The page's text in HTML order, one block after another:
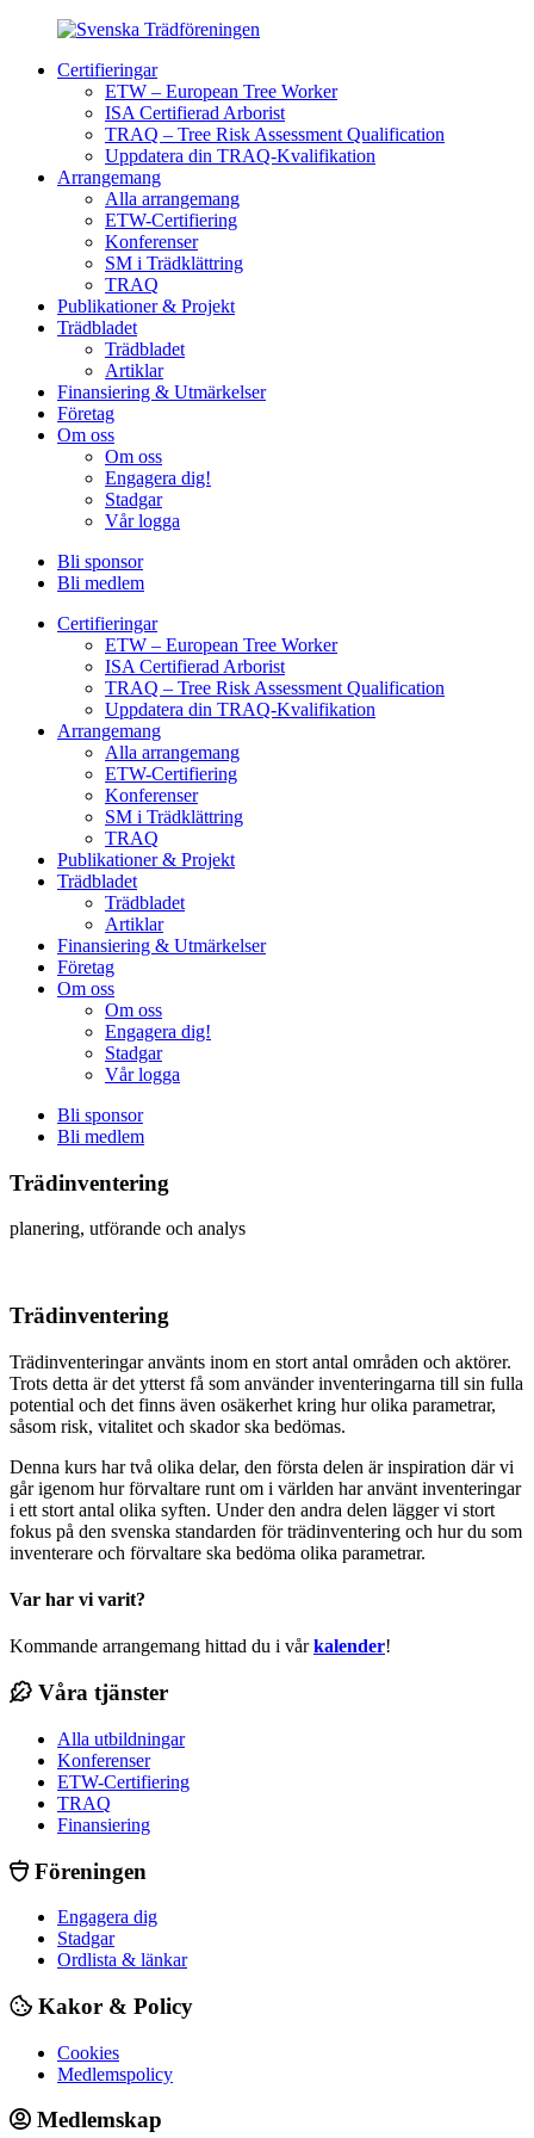
Certifieringar
ETW – European Tree Worker
ISA Certifierad Arborist
TRAQ – Tree Risk Assessment Qualification
Uppdatera din TRAQ-Kvalifikation
Arrangemang
Alla arrangemang
ETW-Certifiering
Konferenser
SM i Trädklättring
TRAQ
Publikationer & Projekt
Trädbladet
Trädbladet
Artiklar
Finansiering & Utmärkelser
Företag
Om oss
Om oss
Engagera dig!
Stadgar
Vår logga
Bli sponsor
Bli medlem
Certifieringar
ETW – European Tree Worker
ISA Certifierad Arborist
TRAQ – Tree Risk Assessment Qualification
Uppdatera din TRAQ-Kvalifikation
Arrangemang
Alla arrangemang
ETW-Certifiering
Konferenser
SM i Trädklättring
TRAQ
Publikationer & Projekt
Trädbladet
Trädbladet
Artiklar
Finansiering & Utmärkelser
Företag
Om oss
Om oss
Engagera dig!
Stadgar
Vår logga
Bli sponsor
Bli medlem
Trädinventering
planering, utförande och analys
Trädinventering
Trädinventeringar använts inom en stort antal områden och aktörer.
Trots detta är det ytterst få som använder inventeringarna till sin fulla
potential och det finns även osäkerhet kring hur olika parametrar,
såsom risk, vitalitet och skador ska bedömas.
Denna kurs har två olika delar, den första delen är inspiration där vi
går igenom hur förvaltare runt om i världen har använt inventeringar
i ett stort antal olika syften. Under den andra delen lägger vi stort
fokus på den svenska standarden för trädinventering och hur du som
inventerare och förvaltare ska bedöma olika parametrar.
Var har vi varit?
Kommande arrangemang hittad du i vårkalender!
Våra tjänster
Alla utbildningar
Konferenser
ETW-Certifiering
TRAQ
Finansiering
Föreningen
Engagera dig
Stadgar
Ordlista & länkar
Kakor & Policy
Cookies
Medlemspolicy
Medlemskap